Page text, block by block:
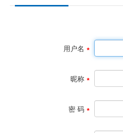
用户名
昵称
密 码